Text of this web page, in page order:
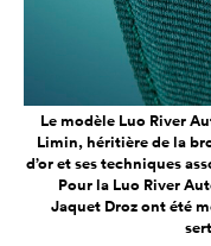
Le modèle Luo River
Limin, héritière de la
d’or et ses techniques
Pour la Luo River
Jaquet Droz ont été